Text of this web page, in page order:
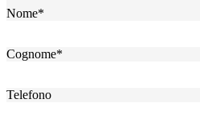
Nome*
Cognome*
Telefono